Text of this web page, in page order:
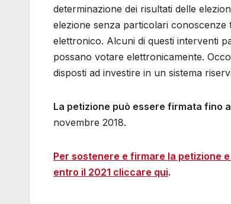
determinazione dei risultati delle
elezione senza particolari
elettronico. Alcuni di questi interventi
possano votare elettronicamente.
disposti ad investire in un sistema
La petizione può essere firmata fino
novembre 2018.
Per sostenere e firmare la petizione
entro il 2021 cliccare qui.